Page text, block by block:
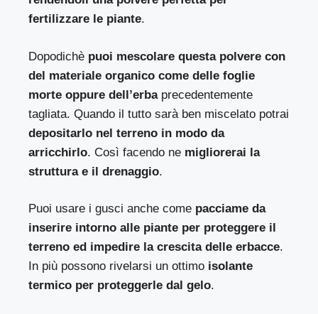
fertilizzare le piante.
Dopodichè puoi mescolare questa polvere con
del materiale organico come delle foglie
morte oppure dell’erbaprecedentemente
tagliata. Quando il tutto sarà ben miscelato potrai
depositarlo nel terreno in modo da
arricchirlo. Così facendo ne migliorerai la
struttura e il drenaggio.
Puoi usare i gusci anche come pacciame da
inserire intorno alle piante per proteggere il
terreno ed impedire la crescita delle erbacce.
In più possono rivelarsi un ottimo isolante
termico per proteggerle dal gelo.